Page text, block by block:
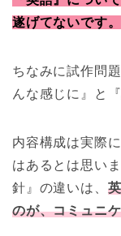
遂げてないです。
ちなみに試作問
んな感じに』と
内容構成は実際
はあるとは思い
針』の違いは、
のが、コミュニ